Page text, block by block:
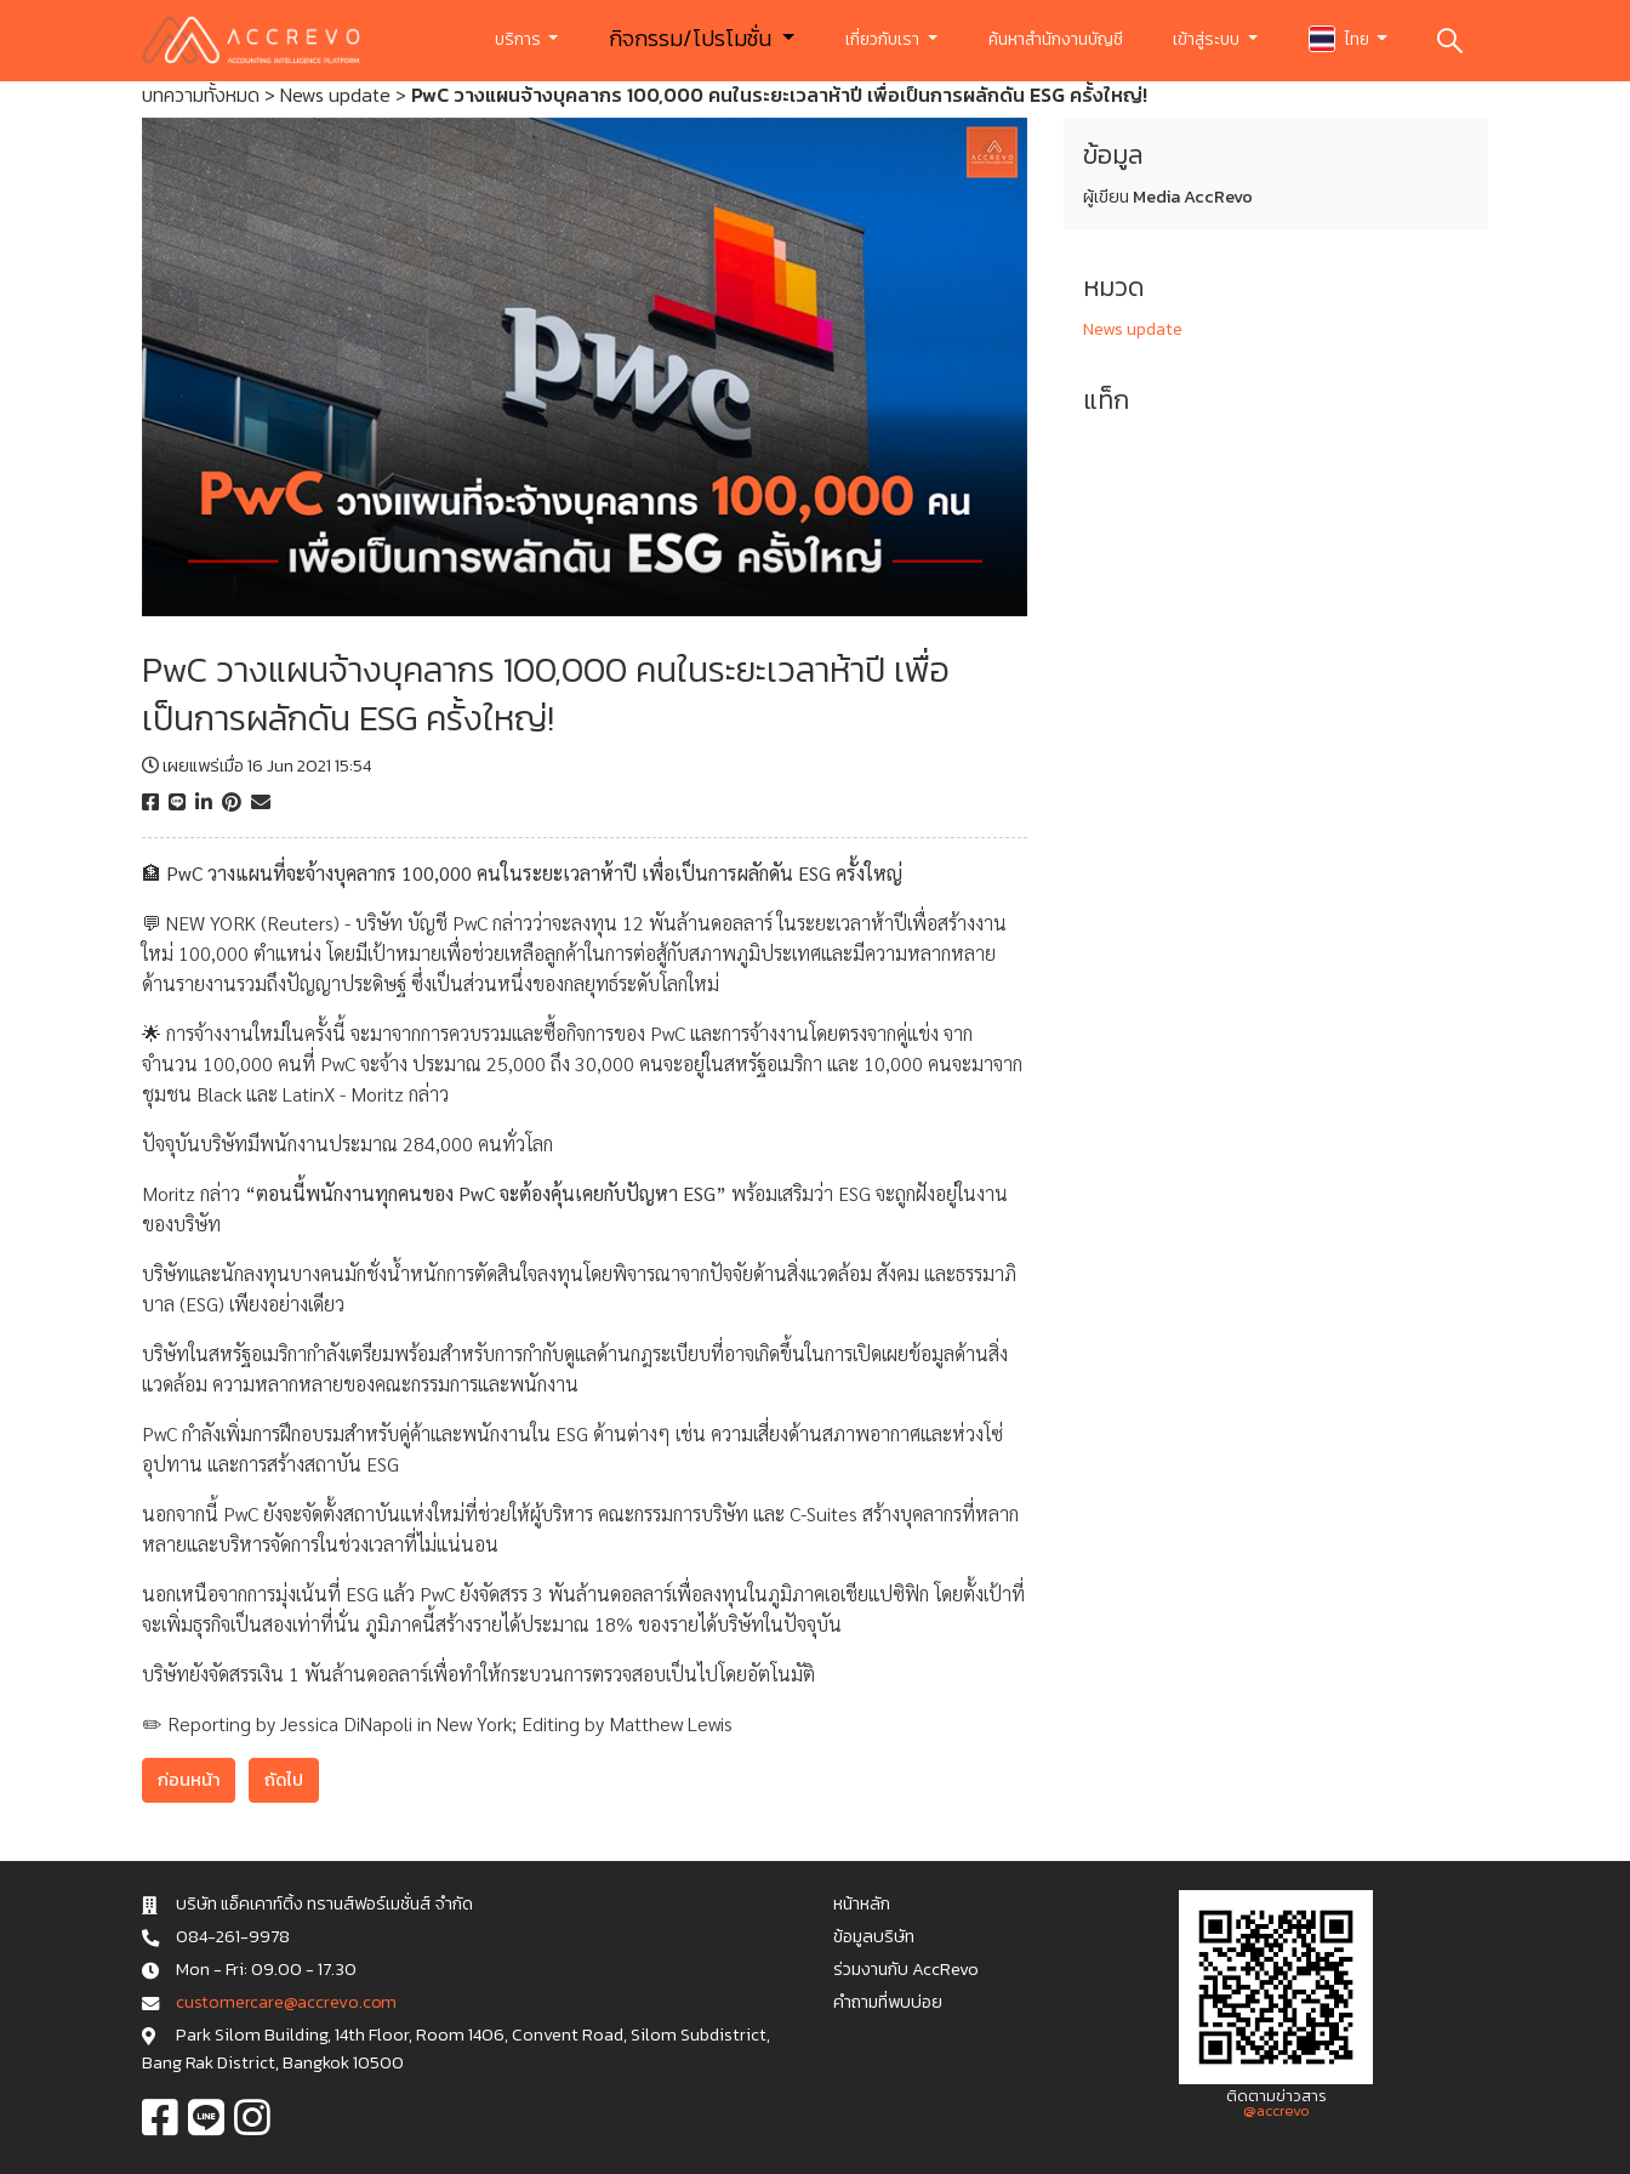
บริการ กิจกรรม/โปรโมชั่น เกี่ยวกับเรา ค้นหาสำนักงานบัญชี เข้าสู่ระบบ ไทย
บทความทั้งหมด > News update > PwC วางแผนจ้างบุคลากร 100,000 คนในระยะเวลาห้าปี เพื่อเป็นการผลักดัน ESG ครั้งใหญ่!
PwC วางแผนจ้างบุคลากร 100,000 คนในระยะเวลาห้าปี เพื่อ
เป็นการผลักดัน ESG ครั้งใหญ่!
เผยแพร่เมื่อ 16 Jun 2021 15:54
🏦 PwC วางแผนที่จะจ้างบุคลากร 100,000 คนในระยะเวลาห้าปี เพื่อเป็นการผลักดัน ESG ครั้งใหญ่
💬 NEW YORK (Reuters) - บริษัท บัญชี PwC กล่าวว่าจะลงทุน 12 พันล้านดอลลาร์ ในระยะเวลาห้าปีเพื่อสร้างงาน
ใหม่ 100,000 ตำแหน่ง โดยมีเป้าหมายเพื่อช่วยเหลือลูกค้าในการต่อสู้กับสภาพภูมิประเทศและมีความหลากหลาย
ด้านรายงานรวมถึงปัญญาประดิษฐ์ ซึ่งเป็นส่วนหนึ่งของกลยุทธ์ระดับโลกใหม่
🌟 การจ้างงานใหม่ในครั้งนี้ จะมาจากการควบรวมและซื้อกิจการของ PwC และการจ้างงานโดยตรงจากคู่แข่ง จาก
จำนวน 100,000 คนที่ PwC จะจ้าง ประมาณ 25,000 ถึง 30,000 คนจะอยู่ในสหรัฐอเมริกา และ 10,000 คนจะมาจาก
ชุมชน Black และ LatinX - Moritz กล่าว
ปัจจุบันบริษัทมีพนักงานประมาณ 284,000 คนทั่วโลก
Moritz กล่าว “ตอนนี้พนักงานทุกคนของ PwC จะต้องคุ้นเคยกับปัญหา ESG” พร้อมเสริมว่า ESG จะถูกฝังอยู่ในงาน
ของบริษัท
บริษัทและนักลงทุนบางคนมักชั่งน้ำหนักการตัดสินใจลงทุนโดยพิจารณาจากปัจจัยด้านสิ่งแวดล้อม สังคม และธรรมาภิ
บาล (ESG) เพียงอย่างเดียว
บริษัทในสหรัฐอเมริกากำลังเตรียมพร้อมสำหรับการกำกับดูแลด้านกฎระเบียบที่อาจเกิดขึ้นในการเปิดเผยข้อมูลด้านสิ่ง
แวดล้อม ความหลากหลายของคณะกรรมการและพนักงาน
PwC กำลังเพิ่มการฝึกอบรมสำหรับคู่ค้าและพนักงานใน ESG ด้านต่างๆ เช่น ความเสี่ยงด้านสภาพอากาศและห่วงโซ่
อุปทาน และการสร้างสถาบัน ESG
นอกจากนี้ PwC ยังจะจัดตั้งสถาบันแห่งใหม่ที่ช่วยให้ผู้บริหาร คณะกรรมการบริษัท และ C-Suites สร้างบุคลากรที่หลาก
หลายและบริหารจัดการในช่วงเวลาที่ไม่แน่นอน
นอกเหนือจากการมุ่งเน้นที่ ESG แล้ว PwC ยังจัดสรร 3 พันล้านดอลลาร์เพื่อลงทุนในภูมิภาคเอเชียแปซิฟิก โดยตั้งเป้าที่
จะเพิ่มธุรกิจเป็นสองเท่าที่นั่น ภูมิภาคนี้สร้างรายได้ประมาณ 18% ของรายได้บริษัทในปัจจุบัน
บริษัทยังจัดสรรเงิน 1 พันล้านดอลลาร์เพื่อทำให้กระบวนการตรวจสอบเป็นไปโดยอัตโนมัติ
✏️ Reporting by Jessica DiNapoli in New York; Editing by Matthew Lewis
ก่อนหน้า ถัดไป
ข้อมูล
ผู้เขียน Media AccRevo
หมวด
News update
แท็ก
บริษัท แอ็คเคาท์ติ้ง ทรานส์ฟอร์เมชั่นส์ จำกัด
084-261-9978
Mon - Fri: 09.00 - 17.30
c u s t o m e r c a r e @ a c c r e v o . c o m
Park Silom Building, 14th Floor, Room 1406, Convent Road, Silom Subdistrict,
Bang Rak District, Bangkok 10500
หน้าหลัก
ข้อมูลบริษัท
ร่วมงานกับ AccRevo
คำถามที่พบบ่อย
ติดตามข่าวสาร
@accrevo